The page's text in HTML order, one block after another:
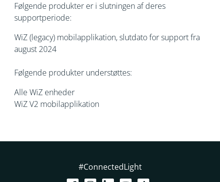
Følgende produkter er i slutningen af deres
supportperiode:
WiZ (legacy) mobilapplikation, slutdato for support fra
august 2024
Følgende produkter understøttes:
Alle WiZ enheder
WiZ V2 mobilapplikation
#ConnectedLight